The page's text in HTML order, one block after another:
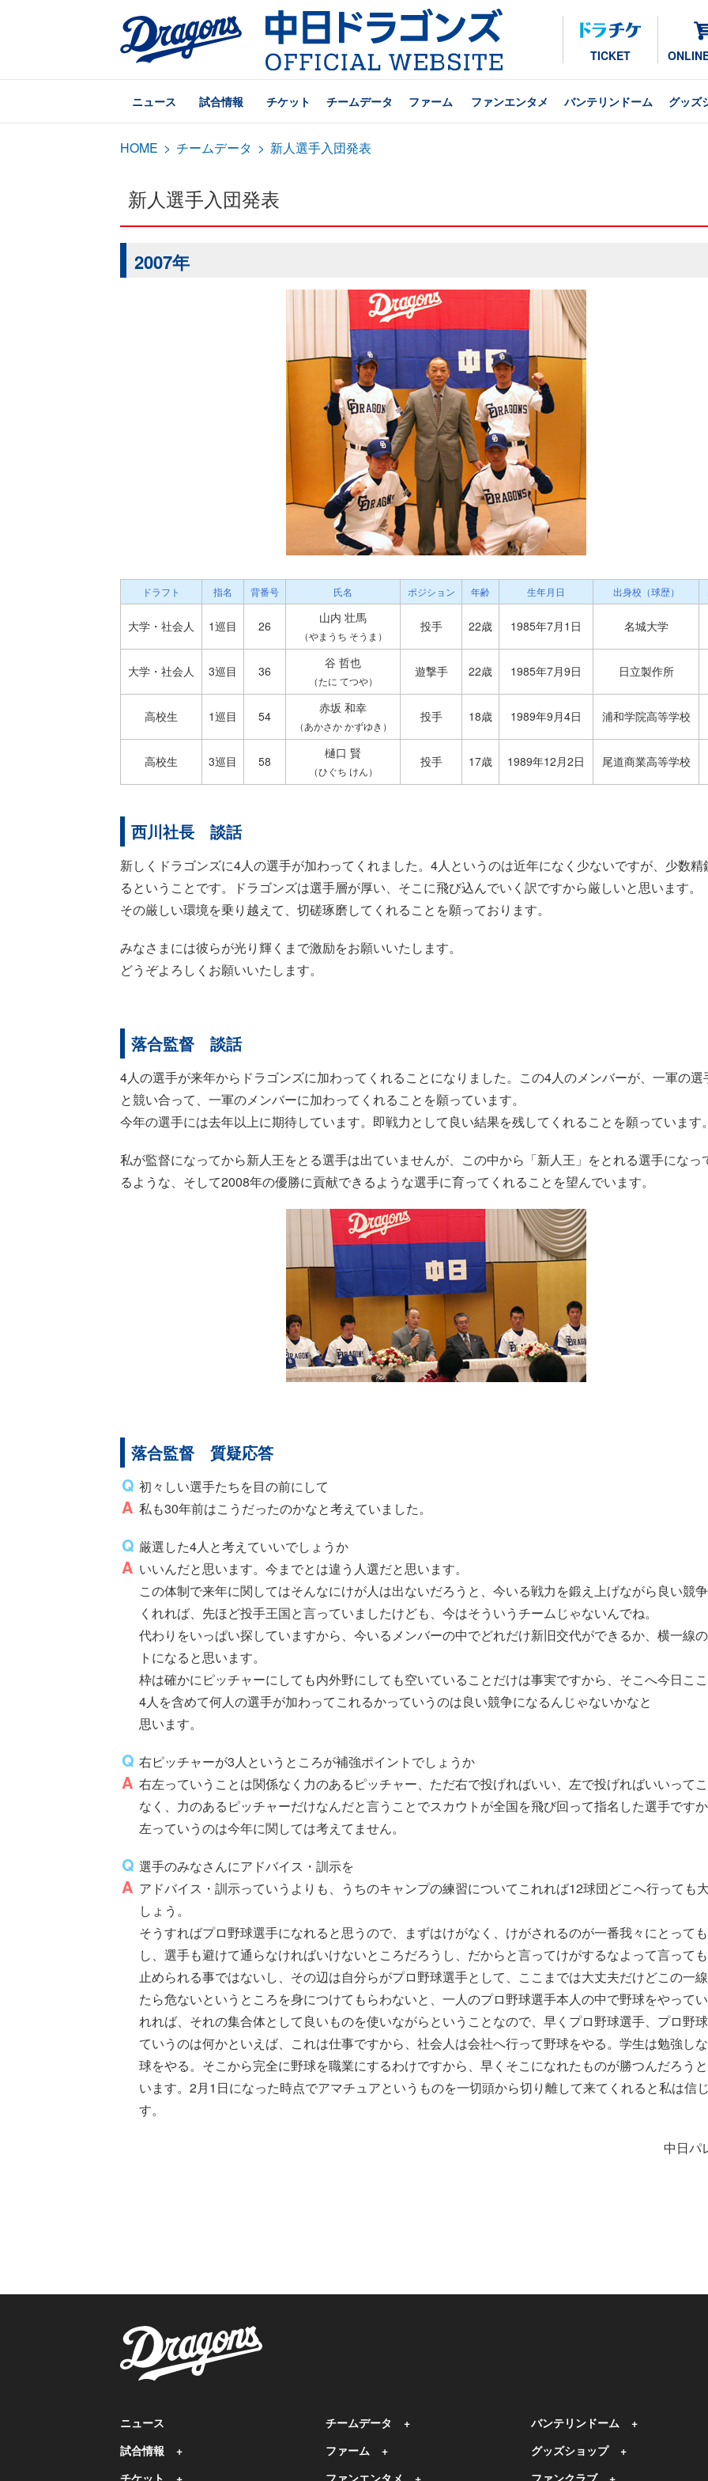
TICKET
ニュース 試合情報 チケット チームデータ ファーム ファンエンタメ バンテリンドーム グッズ
HOME > チームデータ > 新人選手入団発表
新人選手入団発表
2007年
ドラフト 指名 背番号 氏名 ポジション 年齢 生年月日 出身校（球歴）
大学・社会人 1巡目 26
山内 壮馬
（やまうち そうま）
投手 22歳 1985年7月1日 名城大学
大学・社会人 3巡目 36
谷 哲也
（たに てつや）
遊撃手 22歳 1985年7月9日 日立製作所
高校生 1巡目 54
赤坂 和幸
（あかさか かずゆき）
投手 18歳 1989年9月4日 浦和学院高等学校
高校生 3巡目 58
樋口 賢
（ひぐち けん）
投手 17歳 1989年12月2日 尾道商業高等学校
西川社長 談話
新しくドラゴンズに4人の選手が加わってくれました。4人というのは近年になく少ないですが、少数精
るということです。ドラゴンズは選手層が厚い、そこに飛び込んでいく訳ですから厳しいと思います。
その厳しい環境を乗り越えて、切磋琢磨してくれることを願っております。
みなさまには彼らが光り輝くまで激励をお願いいたします。
どうぞよろしくお願いいたします。
落合監督 談話
4人の選手が来年からドラゴンズに加わってくれることになりました。この4人のメンバーが、一軍の選
と競い合って、一軍のメンバーに加わってくれることを願っています。
今年の選手には去年以上に期待しています。即戦力として良い結果を残してくれることを願っています。
私が監督になってから新人王をとる選手は出ていませんが、この中から「新人王」をとれる選手になっ
るような、そして2008年の優勝に貢献できるような選手に育ってくれることを望んでいます。
落合監督 質疑応答
初々しい選手たちを目の前にして
私も30年前はこうだったのかなと考えていました。
厳選した4人と考えていいでしょうか
いいんだと思います。今までとは違う人選だと思います。
この体制で来年に関してはそんなにけが人は出ないだろうと、今いる戦力を鍛え上げながら良い競
くれれば、先ほど投手王国と言っていましたけども、今はそういうチームじゃないんでね。
代わりをいっぱい探していますから、今いるメンバーの中でどれだけ新旧交代ができるか、横一線
トになると思います。
枠は確かにピッチャーにしても内外野にしても空いていることだけは事実ですから、そこへ今日こ
4人を含めて何人の選手が加わってこれるかっていうのは良い競争になるんじゃないかなと
思います。
右ピッチャーが3人というところが補強ポイントでしょうか
右左っていうことは関係なく力のあるピッチャー、ただ右で投げればいい、左で投げればいいって
なく、力のあるピッチャーだけなんだと言うことでスカウトが全国を飛び回って指名した選手です
左っていうのは今年に関しては考えてません。
選手のみなさんにアドバイス・訓示を
アドバイス・訓示っていうよりも、うちのキャンプの練習についてこれれば12球団どこへ行っても
しょう。
そうすればプロ野球選手になれると思うので、まずはけがなく、けがされるのが一番我々にとって
し、選手も避けて通らなければいけないところだろうし、だからと言ってけがするなよって言って
止められる事ではないし、その辺は自分らがプロ野球選手として、ここまでは大丈夫だけどこの一
たら危ないというところを身につけてもらわないと、一人のプロ野球選手本人の中で野球をやってい
れれば、それの集合体として良いものを使いながらということなので、早くプロ野球選手、プロ野
ていうのは何かといえば、これは仕事ですから、社会人は会社へ行って野球をやる。学生は勉強し
球をやる。そこから完全に野球を職業にするわけですから、早くそこになれたものが勝つんだろう
います。2月1日になった時点でアマチュアというものを一切頭から切り離して来てくれると私は信
す。
中日パ
ニュース
試合情報
チームデータ
ファーム
バンテリンドーム
グッズショップ